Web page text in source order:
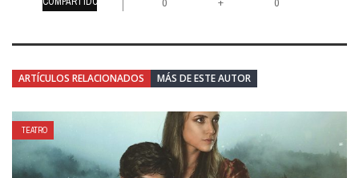
0 0
ARTÍCULOS RELACIONADOS MÁS DE ESTE AUTOR
TEATRO